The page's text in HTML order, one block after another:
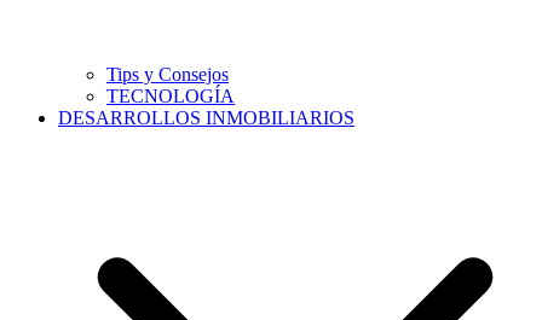
Tips y Consejos
TECNOLOGÍA
DESARROLLOS INMOBILIARIOS